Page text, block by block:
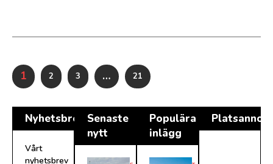
1 2 3 … 21
Nyhetsbrev
Vårt
nyhetsbrev
Senaste
nytt
Populära
inlägg